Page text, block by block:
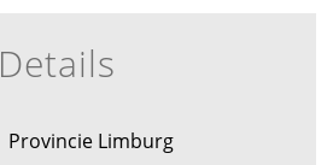
Details
Provincie Limburg